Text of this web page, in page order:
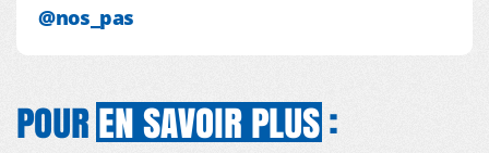
@nos_pas
POURENSAVOIRPLUS: